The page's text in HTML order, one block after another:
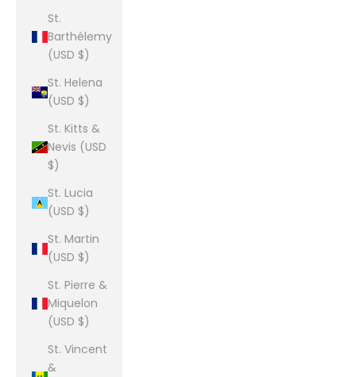
St.
Barthélemy
(USD $)
St. Helena
(USD $)
St. Kitts &
Nevis (USD
$)
St. Lucia
(USD $)
St. Martin
(USD $)
St. Pierre &
Miquelon
(USD $)
St. Vincent
&